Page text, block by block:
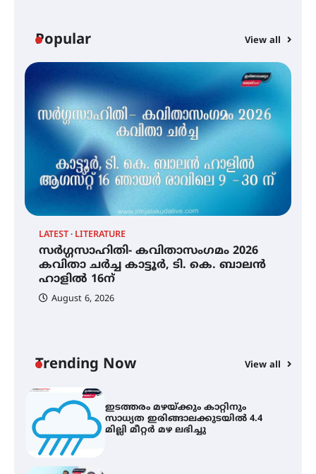
Popular View all
LATEST LITERATURE
സർഗ്ഗസാഹിതി- കവിതാസംഗമം 2026
കവിതാ ചർച്ച കാട്ടൂർ, ടി. കെ. ബാലൻ
ഹാളിൽ 16ന്
August 6, 2026
Trending Now View all
നേട്ടം പ്രതിസന്ധികളോട് പൊരുതി
മെഡിക്കൽ ക്യാമ്പ്
തായ് ചി – ക്വിഗോങ്ങ്
പരിചയപ്പെടാം
തേലപ്പിളളി പാറേമൽ വറീത്
തോമാസ് (69) അന്തരിച്ചു
ഇടത്തരം മഴയ്ക്കും കാറ്റിനും
സാധ്യത ഇരിങ്ങാലക്കുടയിൽ 4.4
മില്ലി മീറ്റർ മഴ ലഭിച്ചു